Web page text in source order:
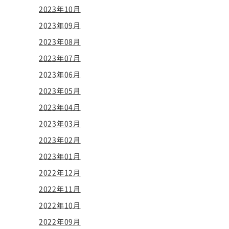
2023年10月
2023年09月
2023年08月
2023年07月
2023年06月
2023年05月
2023年04月
2023年03月
2023年02月
2023年01月
2022年12月
2022年11月
2022年10月
2022年09月